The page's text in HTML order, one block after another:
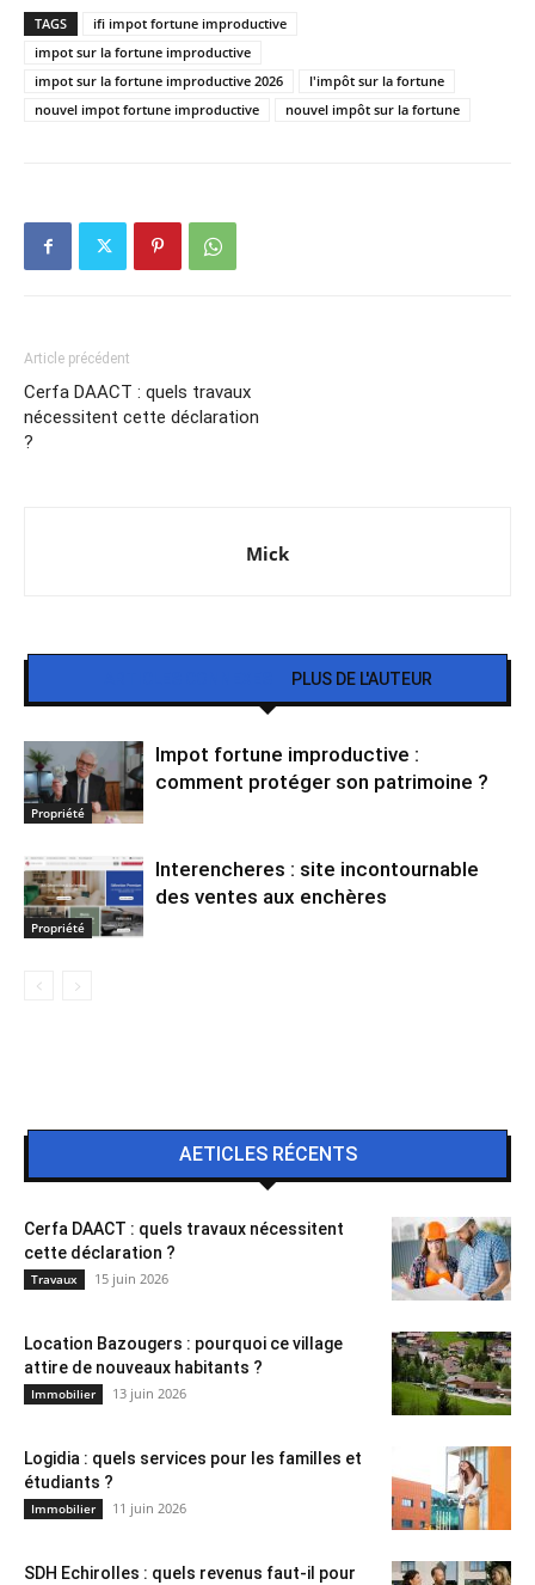
TAGS
ifi impot fortune improductive
impot sur la fortune improductive
impot sur la fortune improductive 2026
l'impôt sur la fortune
nouvel impot fortune improductive
nouvel impôt sur la fortune
Article précédent
Cerfa DAACT : quels travaux
nécessitent cette déclaration
?
Mick
PLUS DE L'AUTEUR
Propriété
Impot fortune improductive :
comment protéger son patrimoine ?
Propriété
Interencheres : site incontournable
des ventes aux enchères
AETICLES RÉCENTS
Cerfa DAACT : quels travaux nécessitent
cette déclaration ?
Travaux 15 juin 2026
Location Bazougers : pourquoi ce village
attire de nouveaux habitants ?
Immobilier 13 juin 2026
Logidia : quels services pour les familles et
étudiants ?
Immobilier 11 juin 2026
SDH Echirolles : quels revenus faut-il pour